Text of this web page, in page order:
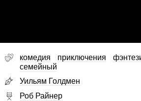
комедия приключения
семейный
Уильям Голдмен
Роб Райнер